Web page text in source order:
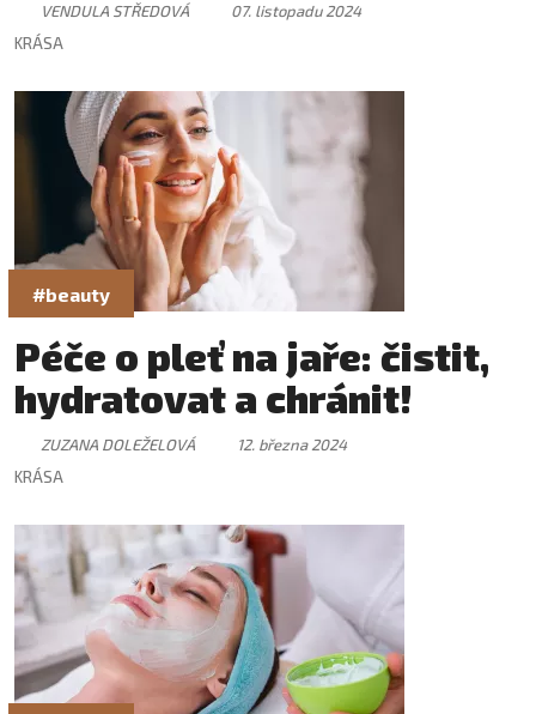
VENDULA STŘEDOVÁ
07. listopadu 2024
KRÁSA
#beauty
Péče o pleť na jaře: čistit,
hydratovat a chránit!
ZUZANA DOLEŽELOVÁ
12. března 2024
KRÁSA